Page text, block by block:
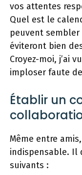
vos attentes
Quel est le
peuvent
éviteront bien
Croyez-moi, j’ai
imploser faute
Établir un
Même entre
indispensable. Il
suivants :